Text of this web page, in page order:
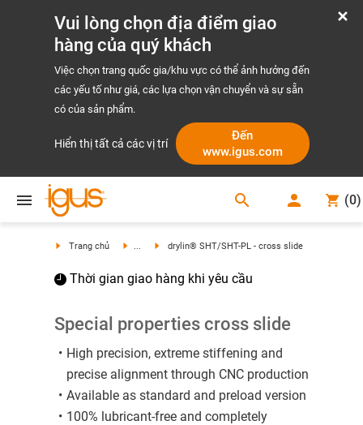
Vui lòng chọn địa điểm giao
hàng của quý khách
Việc chọn trang quốc gia/khu vực có thể ảnh hưởng đến
các yếu tố như giá, các lựa chọn vận chuyển và sự sẵn
có của sản phẩm.
Hiển thị tất cả các vị trí
Đến
www.igus.com
search (0)
Trang chủ ... drylin® SHT/SHT-PL - cross slide
Thời gian giao hàng khi yêu cầu
Special properties cross slide
High precision, extreme stiffening and
precise alignment through CNC production
Available as standard and preload version
100% lubricant-free and completely